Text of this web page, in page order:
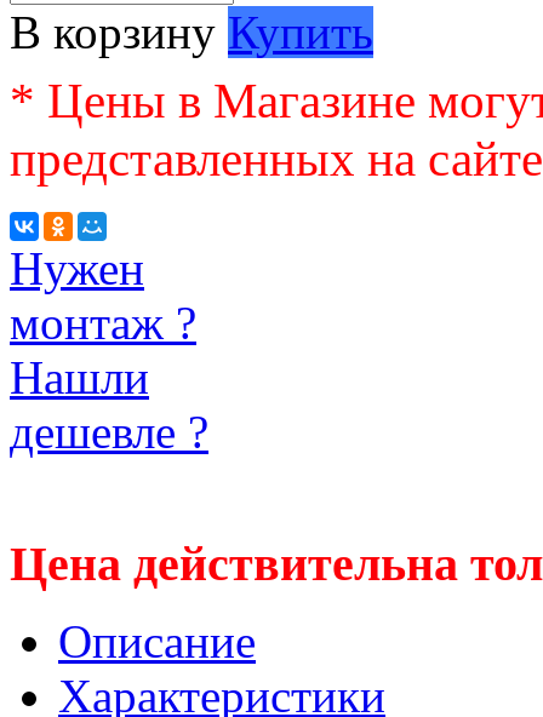
В корзину Купить
* Цены в Магазине
представленных на сайте
Нужен
монтаж ?
Нашли
дешевле ?
Цена действительна
Описание
Характеристики